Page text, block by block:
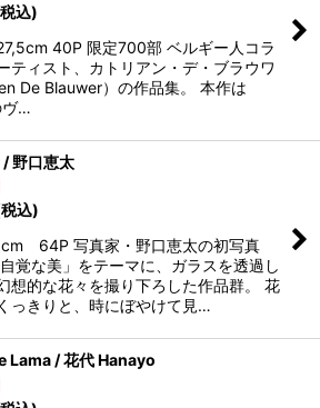
込)
40P 限定700部 ベルギー人コラ
ティスト、カトリアン・デ・ブラウワ
De Blauwer）の作品集。 本作は
ヴ…
野口恵太
込)
64P 写真家・野口恵太の初写真
覚な美」をテーマに、ガラスを透過し
想的な花々を撮り下ろした作品群。 花
っきりと、時にぼやけて見…
Lama / 花代 Hanayo